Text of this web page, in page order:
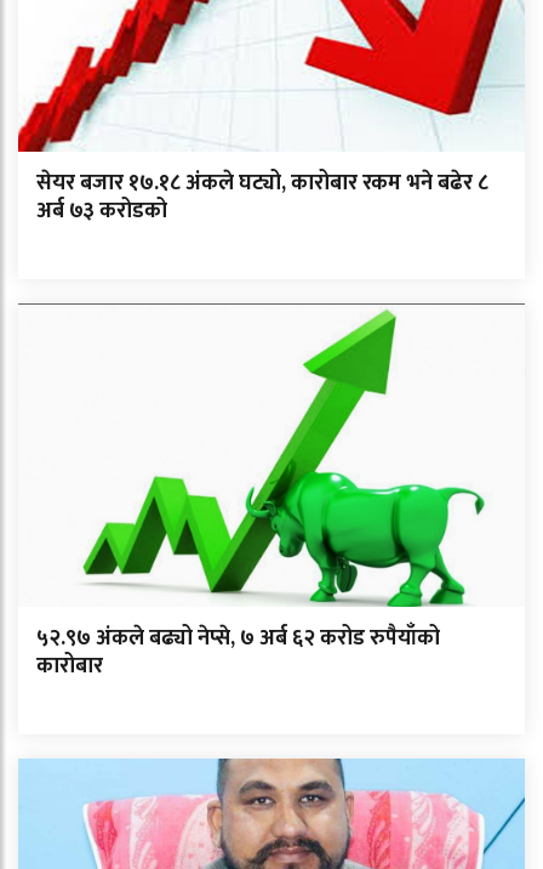
सेयर बजार १७.१८ अंकले घट्यो, कारोबार रकम भने बढेर ८
अर्ब ७३ करोडको
५२.९७ अंकले बढ्यो नेप्से, ७ अर्ब ६२ करोड रुपैयाँको
कारोबार